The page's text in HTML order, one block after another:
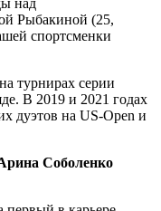
Рыбакиной (25,
спортсменки
турнирах серии
В 2019 и 2021 годах
дуэтов на US-Open и
Соболенко